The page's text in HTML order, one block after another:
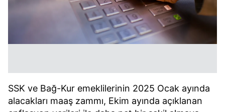
SSK ve Bağ-Kur emeklilerinin 2025 Ocak ayında
alacakları maaş zammı, Ekim ayında açıklanan